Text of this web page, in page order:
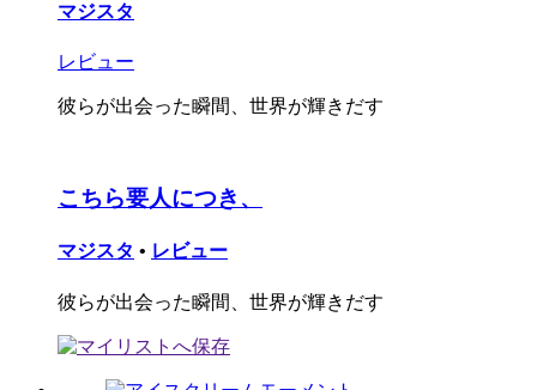
マジスタ
レビュー
彼らが出会った瞬間、世界が輝きだす
こちら要人につき、
マジスタ • レビュー
彼らが出会った瞬間、世界が輝きだす